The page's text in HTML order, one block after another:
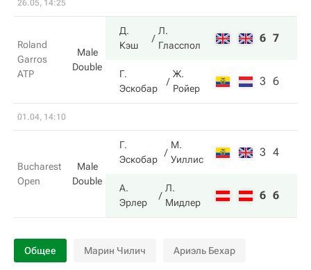
26.05, 14:25
Roland
Garros
ATP
Male
Double
Д.
Кэш
Л.
Гласспол
6 7
Г.
Эскобар
Ж.
Ройер
3 6
01.04, 14:10
Bucharest
Open
Male
Double
Г.
Эскобар
М.
Уиллис
3 4
А.
Эрлер
Л.
Мидлер
6 6
Общее Марин Чилич Ариэль Бехар